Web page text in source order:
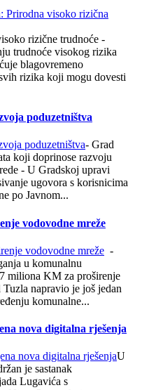
rizične trudnoće -
trudnoće visokog rizika
blagovremeno
rizika koji mogu dovesti
poduzetništva
- Grad
koji doprinose razvoju
- U Gradskoj upravi
ugovora s korisnicima
po Javnom...
vodovodne mreže
-
u komunalnu
miliona KM za proširenje
napravio je još jedan
komunalne...
nova digitalna rješenja
U
je sastanak
Lugavića s